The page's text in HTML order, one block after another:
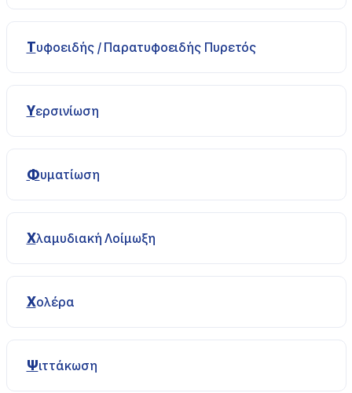
Τυφοειδής / Παρατυφοειδής Πυρετός
Υερσινίωση
Φυματίωση
Χλαμυδιακή Λοίμωξη
Χολέρα
Ψιττάκωση